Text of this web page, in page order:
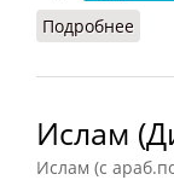
Подробнее
Ислам
Ислам (с